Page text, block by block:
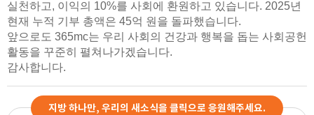
실천하고, 이익의 10%를 사회에 환원하고 있습니다. 2025년
현재 누적 기부 총액은 45억 원을 돌파했습니다.
앞으로도 365mc는 우리 사회의 건강과 행복을 돕는 사회공헌
활동을 꾸준히 펼쳐나가겠습니다.
감사합니다.
지방 하나만, 우리의 새소식을 클릭으로 응원해주세요.